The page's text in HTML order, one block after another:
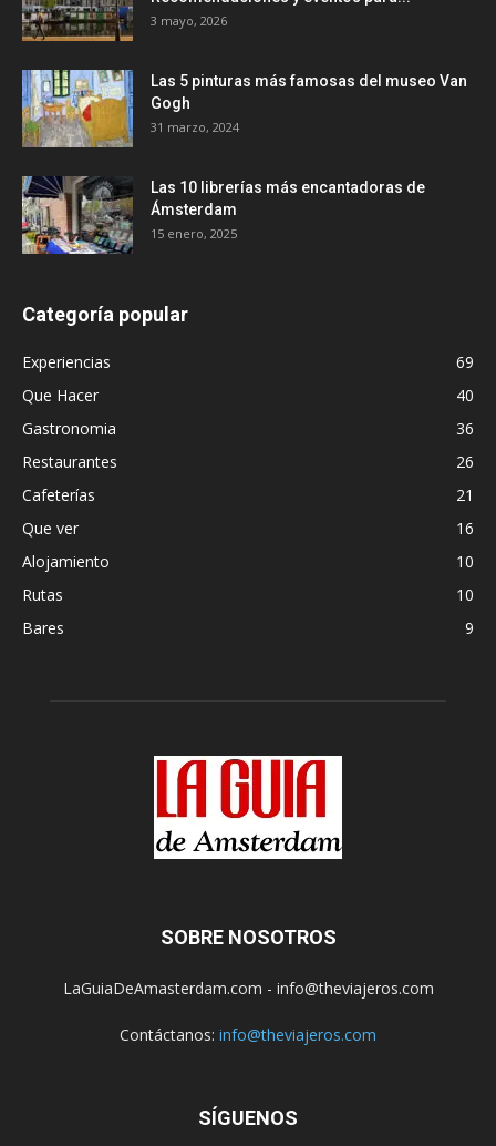
3 mayo, 2026
Las 5 pinturas más famosas del museo Van
Gogh
31 marzo, 2024
Las 10 librerías más encantadoras de
Ámsterdam
15 enero, 2025
Categoría popular
Experiencias
69
Que Hacer
40
Gastronomia
36
Restaurantes
26
Cafeterías
21
Que ver
16
Alojamiento
10
Rutas
10
Bares
9
SOBRE NOSOTROS
LaGuiaDeAmasterdam.com - info@theviajeros.com
Contáctanos: info@theviajeros.com
SÍGUENOS